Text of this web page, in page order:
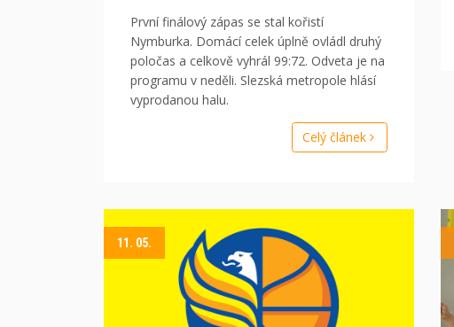
První finálový zápas se stal kořistí
Nymburka. Domácí celek úplně ovládl druhý
poločas a celkově vyhrál 99:72. Odveta je na
programu v neděli. Slezská metropole hlásí
vyprodanou halu.
Celý článek
11. 05.